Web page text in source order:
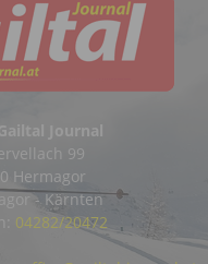
Journal
99
Hermagor
- Kärnten
04282/20472